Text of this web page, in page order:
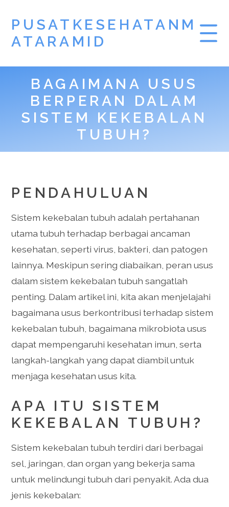
PUSATKESEHATANM
ATARAMID
BAGAIMANA USUS
BERPERAN DALAM
SISTEM KEKEBALAN
TUBUH?
PENDAHULUAN
Sistem kekebalan tubuh adalah pertahanan
utama tubuh terhadap berbagai ancaman
kesehatan, seperti virus, bakteri, dan patogen
lainnya. Meskipun sering diabaikan, peran usus
dalam sistem kekebalan tubuh sangatlah
penting. Dalam artikel ini, kita akan menjelajahi
bagaimana usus berkontribusi terhadap sistem
kekebalan tubuh, bagaimana mikrobiota usus
dapat mempengaruhi kesehatan imun, serta
langkah-langkah yang dapat diambil untuk
menjaga kesehatan usus kita.
APA ITU SISTEM
KEKEBALAN TUBUH?
Sistem kekebalan tubuh terdiri dari berbagai
sel, jaringan, dan organ yang bekerja sama
untuk melindungi tubuh dari penyakit. Ada dua
jenis kekebalan: